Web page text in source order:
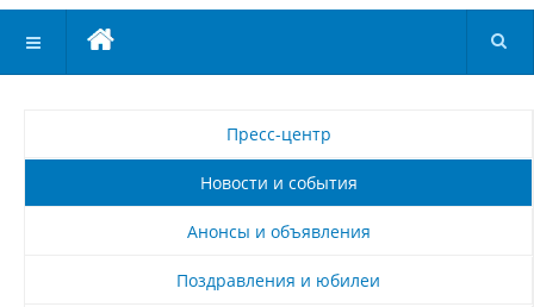
Пресс-центр
Новости и события
Анонсы и объявления
Поздравления и юбилеи